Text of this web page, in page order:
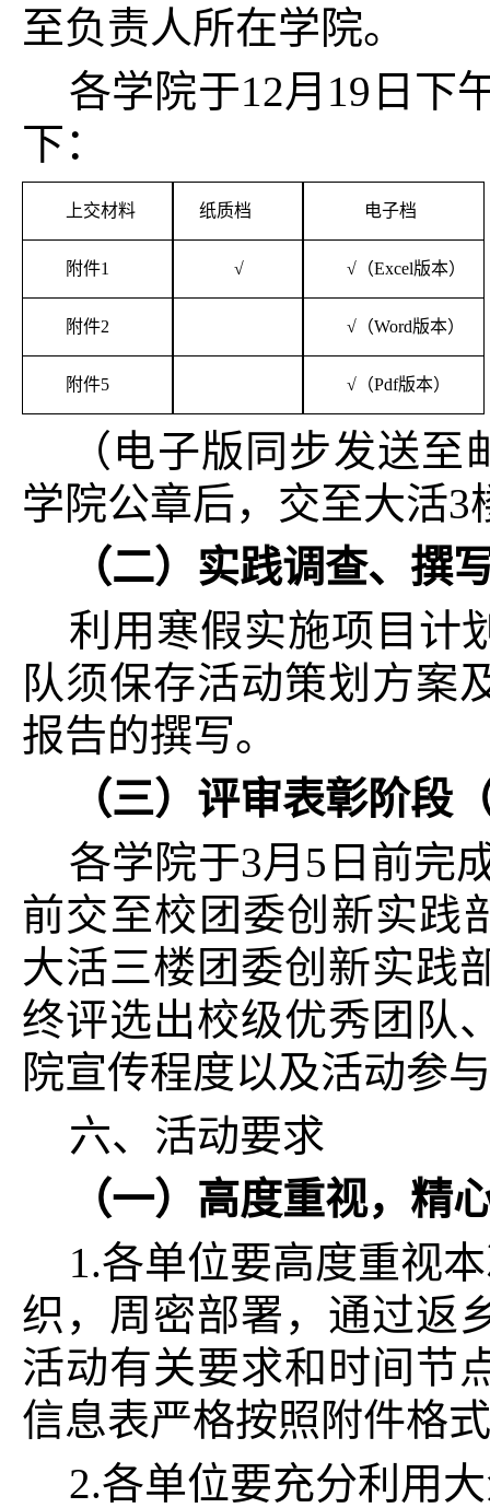
至负责人所在学院。
各学院于12月19日下
下：
上交材料 纸质档 电子档
附件1 √ √ （Excel版本）
附件2 √ （Word版本）
附件5 √ （Pdf版本）
（电子版同步发送至
学院公章后，交至大活
（二） 实践调查、撰
利用寒假实施项目计
队须保存活动策划方案
报告的撰写。
（三） 评审表彰阶段
各学院于3月5日前完
前交至校团委创新实践
大活三楼团委创新实践
终评选出校级优秀团队
院宣传程度以及活动参
六、活动要求
（一）高度重视，精
1.各单位要高度重视
织，周密部署，通过返
活动有关要求和时间节
信息表严格按照附件格
2.各单位要充分利用